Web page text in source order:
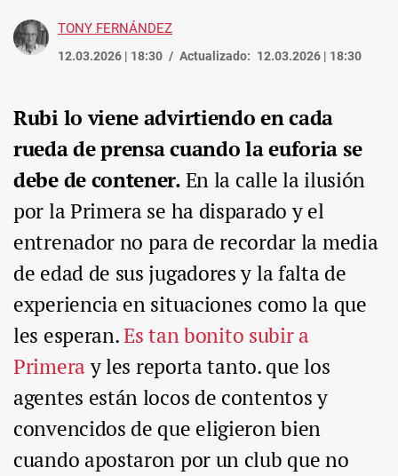
TONY FERNÁNDEZ
12.03.2026 | 18:30 Actualizado: 12.03.2026 | 18:30
Rubi lo viene advirtiendo en cada
rueda de prensa cuando la euforia se
debe de contener.En la calle la ilusión
por la Primera se ha disparado y el
entrenador no para de recordar la media
de edad de sus jugadores y la falta de
experiencia en situaciones como la que
les esperan.Es tan bonito subir a
Primeray les reporta tanto. que los
agentes están locos de contentos y
convencidos de que eligieron bien
cuando apostaron por un club que no